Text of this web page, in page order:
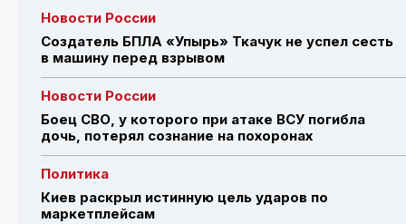
Новости России
Создатель БПЛА «Упырь» Ткачук не успел сесть
в машину перед взрывом
Новости России
Боец СВО, у которого при атаке ВСУ погибла
дочь, потерял сознание на похоронах
Политика
Киев раскрыл истинную цель ударов по
маркетплейсам